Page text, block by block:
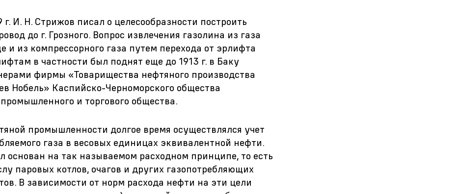
г. И. Н. Стрижов писал о целесообразности построить
до г. Грозного. Вопрос извлечения газолина из газа
и из компрессорного газа путем перехода от эрлифта
в частности был поднят еще до 1913 г. в Баку
фирмы «Товарищества нефтяного производства
Нобель» Каспийско-Черноморского общества
и торгового общества.
промышленности долгое время осуществлялся учет
газа в весовых единицах эквивалентной нефти.
основан на так называемом расходном принципе, то есть
паровых котлов, очагов и других газопотребляющих
В зависимости от норм расхода нефти на эти цели